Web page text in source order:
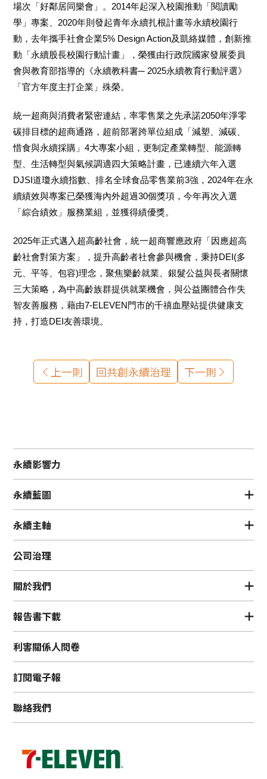
場次「好鄰居同樂會」。2014年起深入校園推動「閱讀勵
學」專案、2020年則發起青年永續扎根計畫等永續校園行
動，去年攜手社會企業5% Design Action及凱絡媒體，創新推
動「永續股長校園行動計畫」，榮獲由行政院國家發展委員
會與教育部指導的《永續教科書─ 2025永續教育行動評選》
「官方年度主打企業」殊榮。
統一超商與消費者緊密連結，率零售業之先承諾2050年淨零
碳排目標的超商通路，超前部署跨單位組成「減塑、減碳、
惜食與永續採購」4大專案小組，更制定產業轉型、能源轉
型、生活轉型與氣候調適四大策略計畫，已連續六年入選
DJSI道瓊永續指數、排名全球食品零售業前3強，2024年在永
續績效與專案已榮獲海內外超過30個獎項，今年再次入選
「綜合績效」服務業組，並獲得績優獎。
2025年正式邁入超高齡社會，統一超商響應政府「因應超高
齡社會對策方案」，提升高齡者社會參與機會，秉持DEI(多
元、平等、包容)理念，聚焦樂齡就業、銀髮公益與長者關懷
三大策略，為中高齡族群提供就業機會，與公益團體合作失
智友善服務，藉由7-ELEVEN門市的千禧血壓站提供健康支
持，打造DEI友善環境。
上一則 回共創永續治理 下一則
永續影響力
永續藍圖
永續主軸
公司治理
關於我們
報告書下載
利害關係人問卷
訂閱電子報
聯絡我們